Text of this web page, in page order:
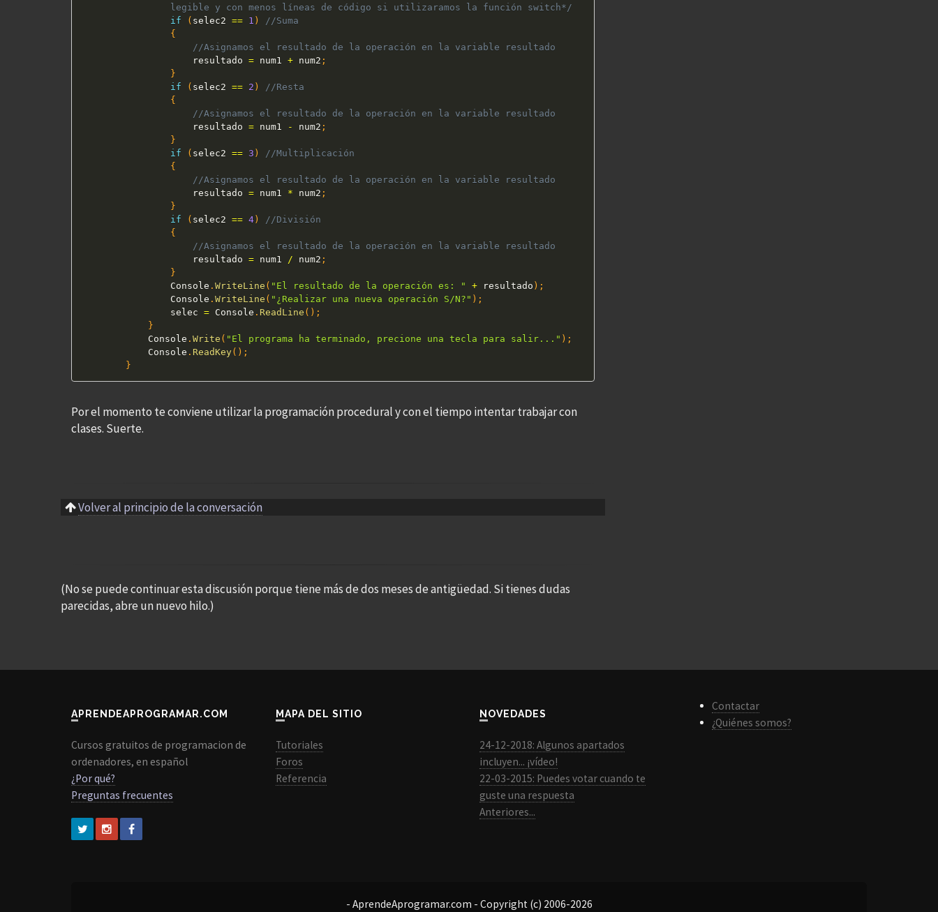
                legible y con menos líneas de código si utilizaramos la función switch*/
if
( selec2 == 1 )
//Suma
{
//Asignamos el resultado de la operación en la variable resultado
                    resultado
= num1 + num2 ;
}
if
( selec2 == 2 )
//Resta
{
//Asignamos el resultado de la operación en la variable resultado
                    resultado
= num1 - num2 ;
}
if
( selec2 == 3 )
//Multiplicación
{
//Asignamos el resultado de la operación en la variable resultado
                    resultado
= num1 * num2 ;
}
if
( selec2 == 4 )
//División
{
//Asignamos el resultado de la operación en la variable resultado
                    resultado
= num1 / num2 ;
}
                Console
. WriteLine ( "El resultado de la operación es: " + resultado ) ;
                Console
. WriteLine ( "¿Realizar una nueva operación S/N?" ) ;
                selec
= Console . ReadLine ( ) ;
}
            Console
. Write ( "El programa ha terminado, precione una tecla para salir..." ) ;
            Console
. ReadKey( ) ;
}
Por el momento te conviene utilizar la programación procedural y con el tiempo intentar trabajar con
clases. Suerte.
Volver al principio de la conversación
(No se puede continuar esta discusión porque tiene más de dos meses de antigüedad. Si tienes dudas
parecidas, abre un nuevo hilo.)
APRENDEAPROGRAMAR.COM
Cursos gratuitos de programacion de
ordenadores, en español
¿Por qué?
Preguntas frecuentes
MAPA DEL SITIO
Tutoriales
Foros
Referencia
NOVEDADES
24-12-2018: Algunos apartados
incluyen... ¡vídeo!
22-03-2015: Puedes votar cuando te
guste una respuesta
Anteriores...
Contactar
¿Quiénes somos?
- AprendeAprogramar.com - Copyright (c) 2006-2026